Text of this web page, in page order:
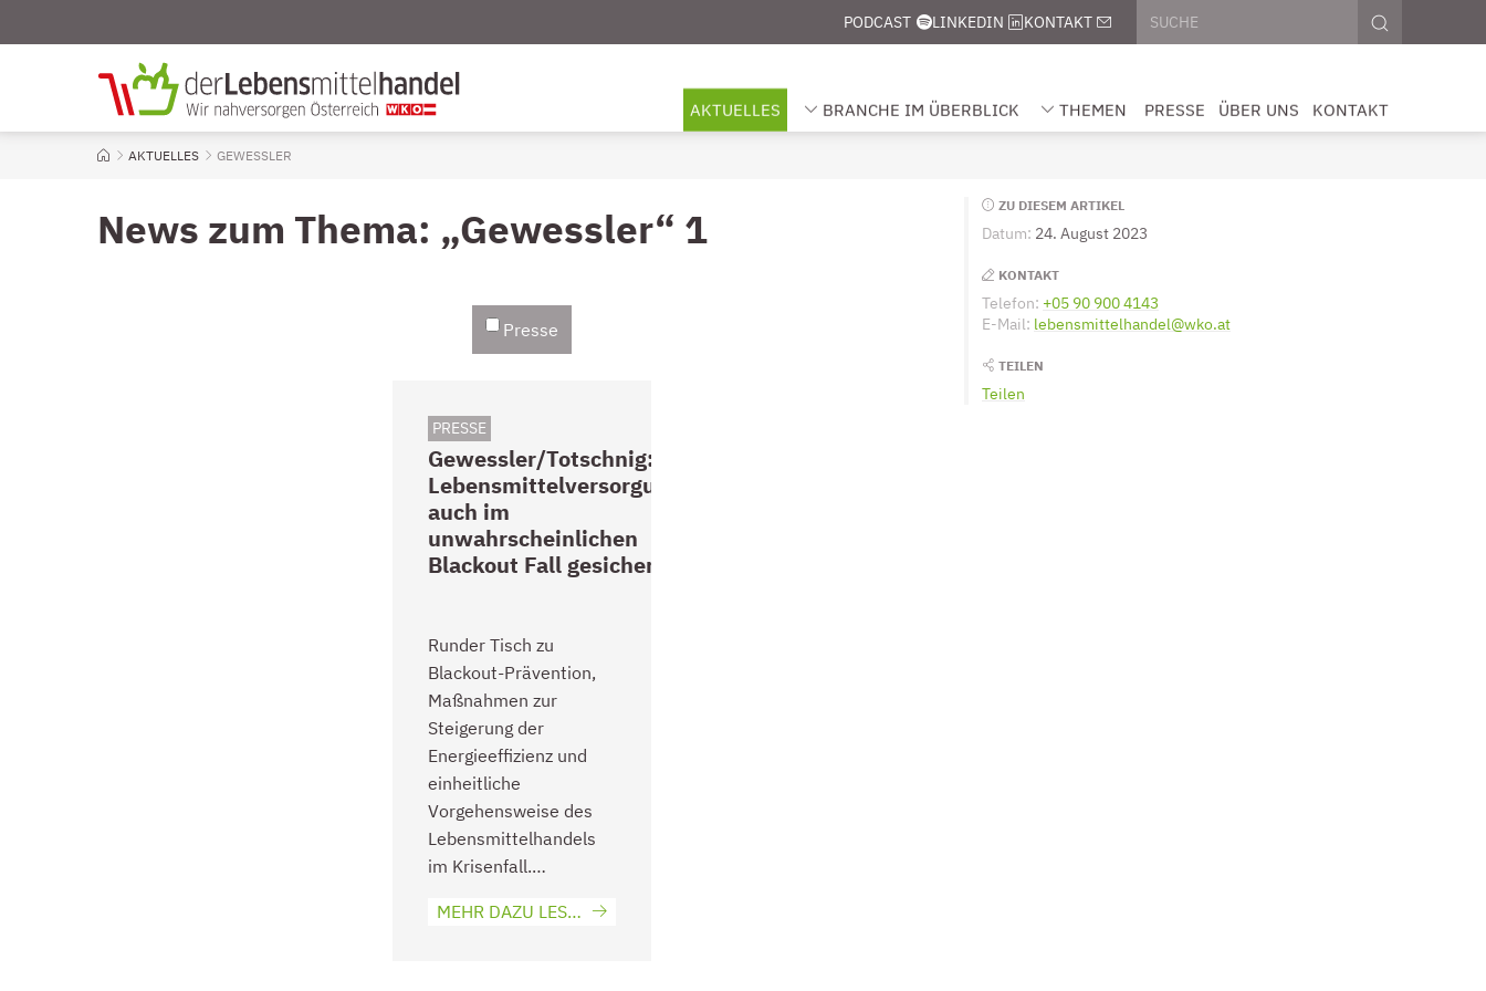
PODCAST LINKEDIN KONTAKT Seitenweite Suche
SUCHE
AKTUELLES UNTERMENÜ FÜR „BRANCHE IM ÜBERBLICK“ ANZEIGEN
BRANCHE IM ÜBERBLICK UNTERMENÜ FÜR „THEMEN“ ANZEIGEN
THEMEN PRESSE ÜBER UNS KONTAKT
AKTUELLES AKTUELL: GEWESSLER
GEWESSLER
News zum Thema: „Gewessler“ 1
Presse
PRESSE
Gewessler/Totschnig:
Lebensmittelversorgung
auch im
unwahrscheinlichen
Blackout Fall gesichert
Runder Tisch zu
Blackout-Prävention,
Maßnahmen zur
Steigerung der
Energieeffizienz und
einheitliche
Vorgehensweise des
Lebensmittelhandels
im Krisenfall.…
MEHR DAZU LESEN
Seitenleiste
ZU DIESEM ARTIKEL
Datum: 24. August 2023
KONTAKT
Telefon: +05 90 900 4143
E-Mail: lebensmittelhandel@wko.at
TEILEN
Teilen